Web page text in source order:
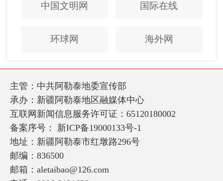
中国文明网 国际在线
环球网 海外网
主管：中共阿勒泰地委宣传部
承办：新疆阿勒泰地区融媒体中心
互联网新闻信息服务许可证：65120180002
备案序号： 新ICP备19000133号-1
地址：新疆阿勒泰市红墩路296号
邮编：836500
邮箱：aletaibao@126.com